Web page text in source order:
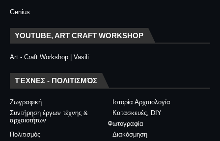
Genius
YOUTUBE, ART CRAFT WORKSHOP
Art - Craft Workshop | Vasili
ΤΈΧΝΕΣ - ΠΟΛΙΤΙΣΜΌΣ
Ζωγραφική
Ιστορία Αρχαιολογία
Συντήρηση έργων τέχνης &
αρχαιοτήτων
Κατασκευές, DIY
Φωτογραφία
Διακόσμηση
Πολιτισμός